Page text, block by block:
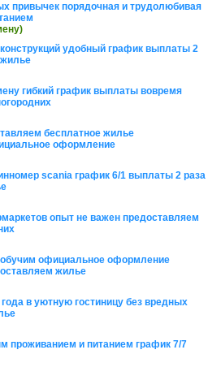
привычек порядочная и трудолюбивая
удобный график выплаты 2
гибкий график выплаты вовремя
бесплатное жилье
оформление
scania график 6/1 выплаты 2 раза
опыт не важен предоставляем
официальное оформление
жилье
в уютную гостиницу без вредных
проживанием и питанием график 7/7